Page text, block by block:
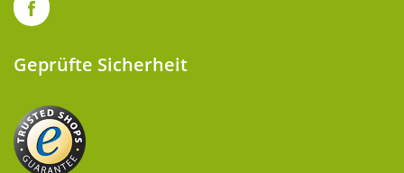
Geprüfte Sicherheit